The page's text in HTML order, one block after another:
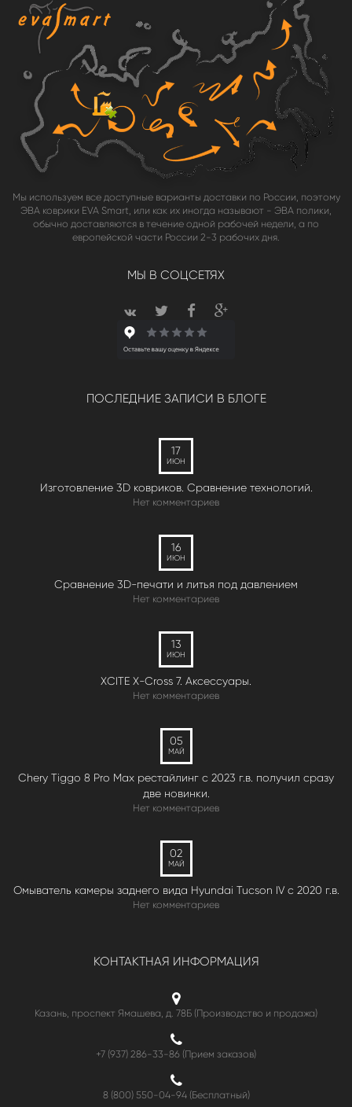
Мы используем все доступные варианты доставки по России, поэтому
ЭВА коврики EVA Smart, или как их иногда называют - ЭВА полики,
обычно доставляются в течение одной рабочей недели, а по
европейской части России 2-3 рабочих дня.
МЫ В СОЦСЕТЯХ
ПОСЛЕДНИЕ ЗАПИСИ В БЛОГЕ
17
ИЮН
Изготовление 3D ковриков. Сравнение технологий.
Нет комментариев
16
ИЮН
Сравнение 3D-печати и литья под давлением
Нет комментариев
13
ИЮН
XCITE X-Cross 7. Аксессуары.
Нет комментариев
05
МАЙ
Chery Tiggo 8 Pro Max рестайлинг с 2023 г.в. получил сразу
две новинки.
Нет комментариев
02
МАЙ
Омыватель камеры заднего вида Hyundai Tucson IV c 2020 г.в.
Нет комментариев
КОНТАКТНАЯ ИНФОРМАЦИЯ
Казань, проспект Ямашева, д. 78Б (Производство и продажа)
+7 (937) 286-33-86 (Прием заказов)
8 (800) 550-04-94(Бесплатный)